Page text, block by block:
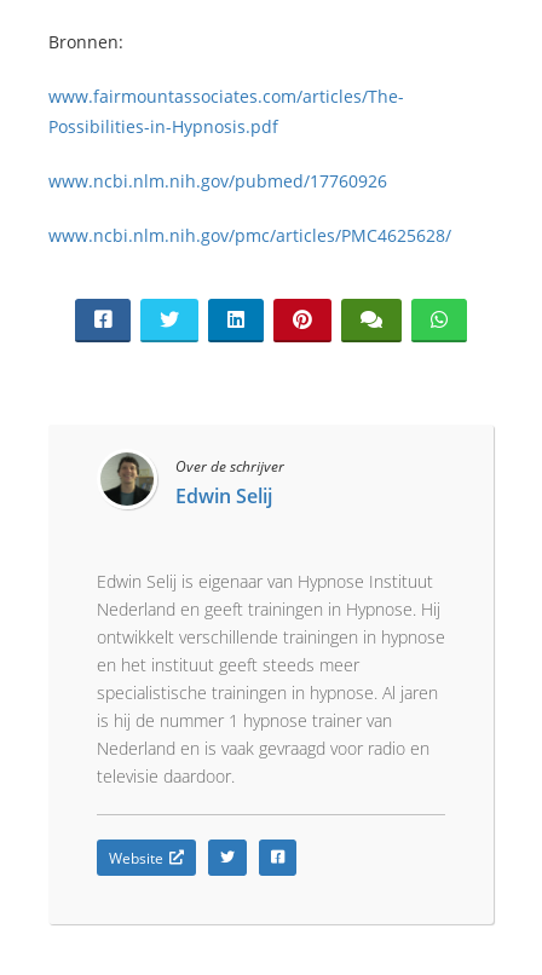
Bronnen:
www.fairmountassociates.com/articles/The-
Possibilities-in-Hypnosis.pdf
www.ncbi.nlm.nih.gov/pubmed/17760926
www.ncbi.nlm.nih.gov/pmc/articles/PMC4625628/
Over de schrijver
Edwin Selij
Edwin Selij is eigenaar van Hypnose Instituut
Nederland en geeft trainingen in Hypnose. Hij
ontwikkelt verschillende trainingen in hypnose
en het instituut geeft steeds meer
specialistische trainingen in hypnose. Al jaren
is hij de nummer 1 hypnose trainer van
Nederland en is vaak gevraagd voor radio en
televisie daardoor.
Website